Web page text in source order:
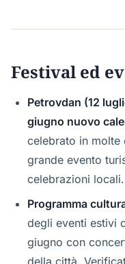
Festival ed
Petrovdan (12
giugno nuovo
celebrato in molte
grande evento
celebrazioni locali.
Programma
degli eventi estivi
giugno con
della città.